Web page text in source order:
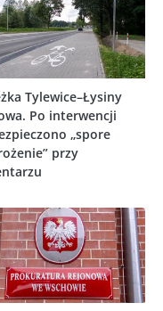
Tylewice–Łysiny
Po interwencji
„spore
przy